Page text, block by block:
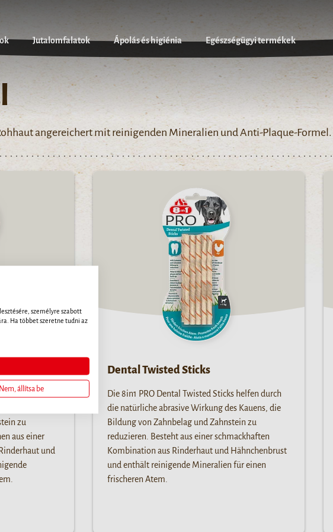
Jutalomfalatok Ápolás és higiénia Egészségügyi termékek
angereichert mit reinigenden Mineralien und Anti-Plaque-Formel.
die
zu
aus einer
und
Dental Twisted Sticks
Die 8in1 PRO Dental Twisted Sticks helfen durch
die natürliche abrasive Wirkung des Kauens, die
Bildung von Zahnbelag und Zahnstein zu
reduzieren. Besteht aus einer schmackhaften
Kombination aus Rinderhaut und Hähnchenbrust
und enthält reinigende Mineralien für einen
frischeren Atem.
személyre szabott
Ha többet szeretne tudni az
Nem, állítsa be